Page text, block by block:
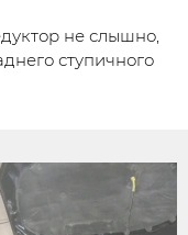
не слышно,
ступичного